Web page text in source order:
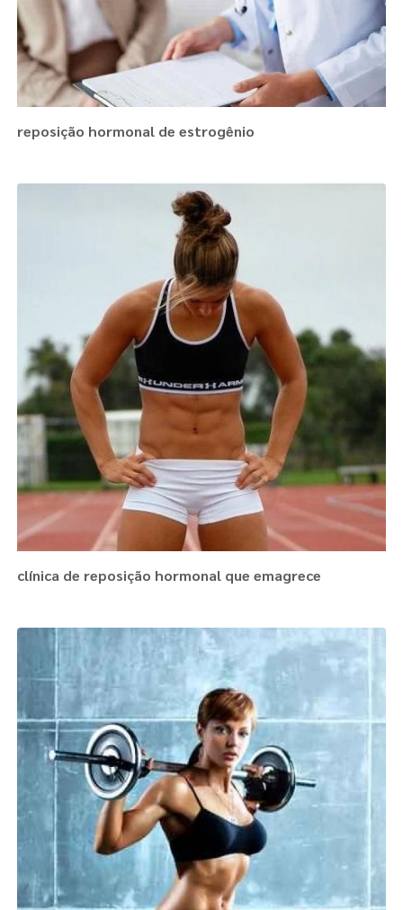
reposição hormonal de estrogênio
clínica de reposição hormonal que emagrece